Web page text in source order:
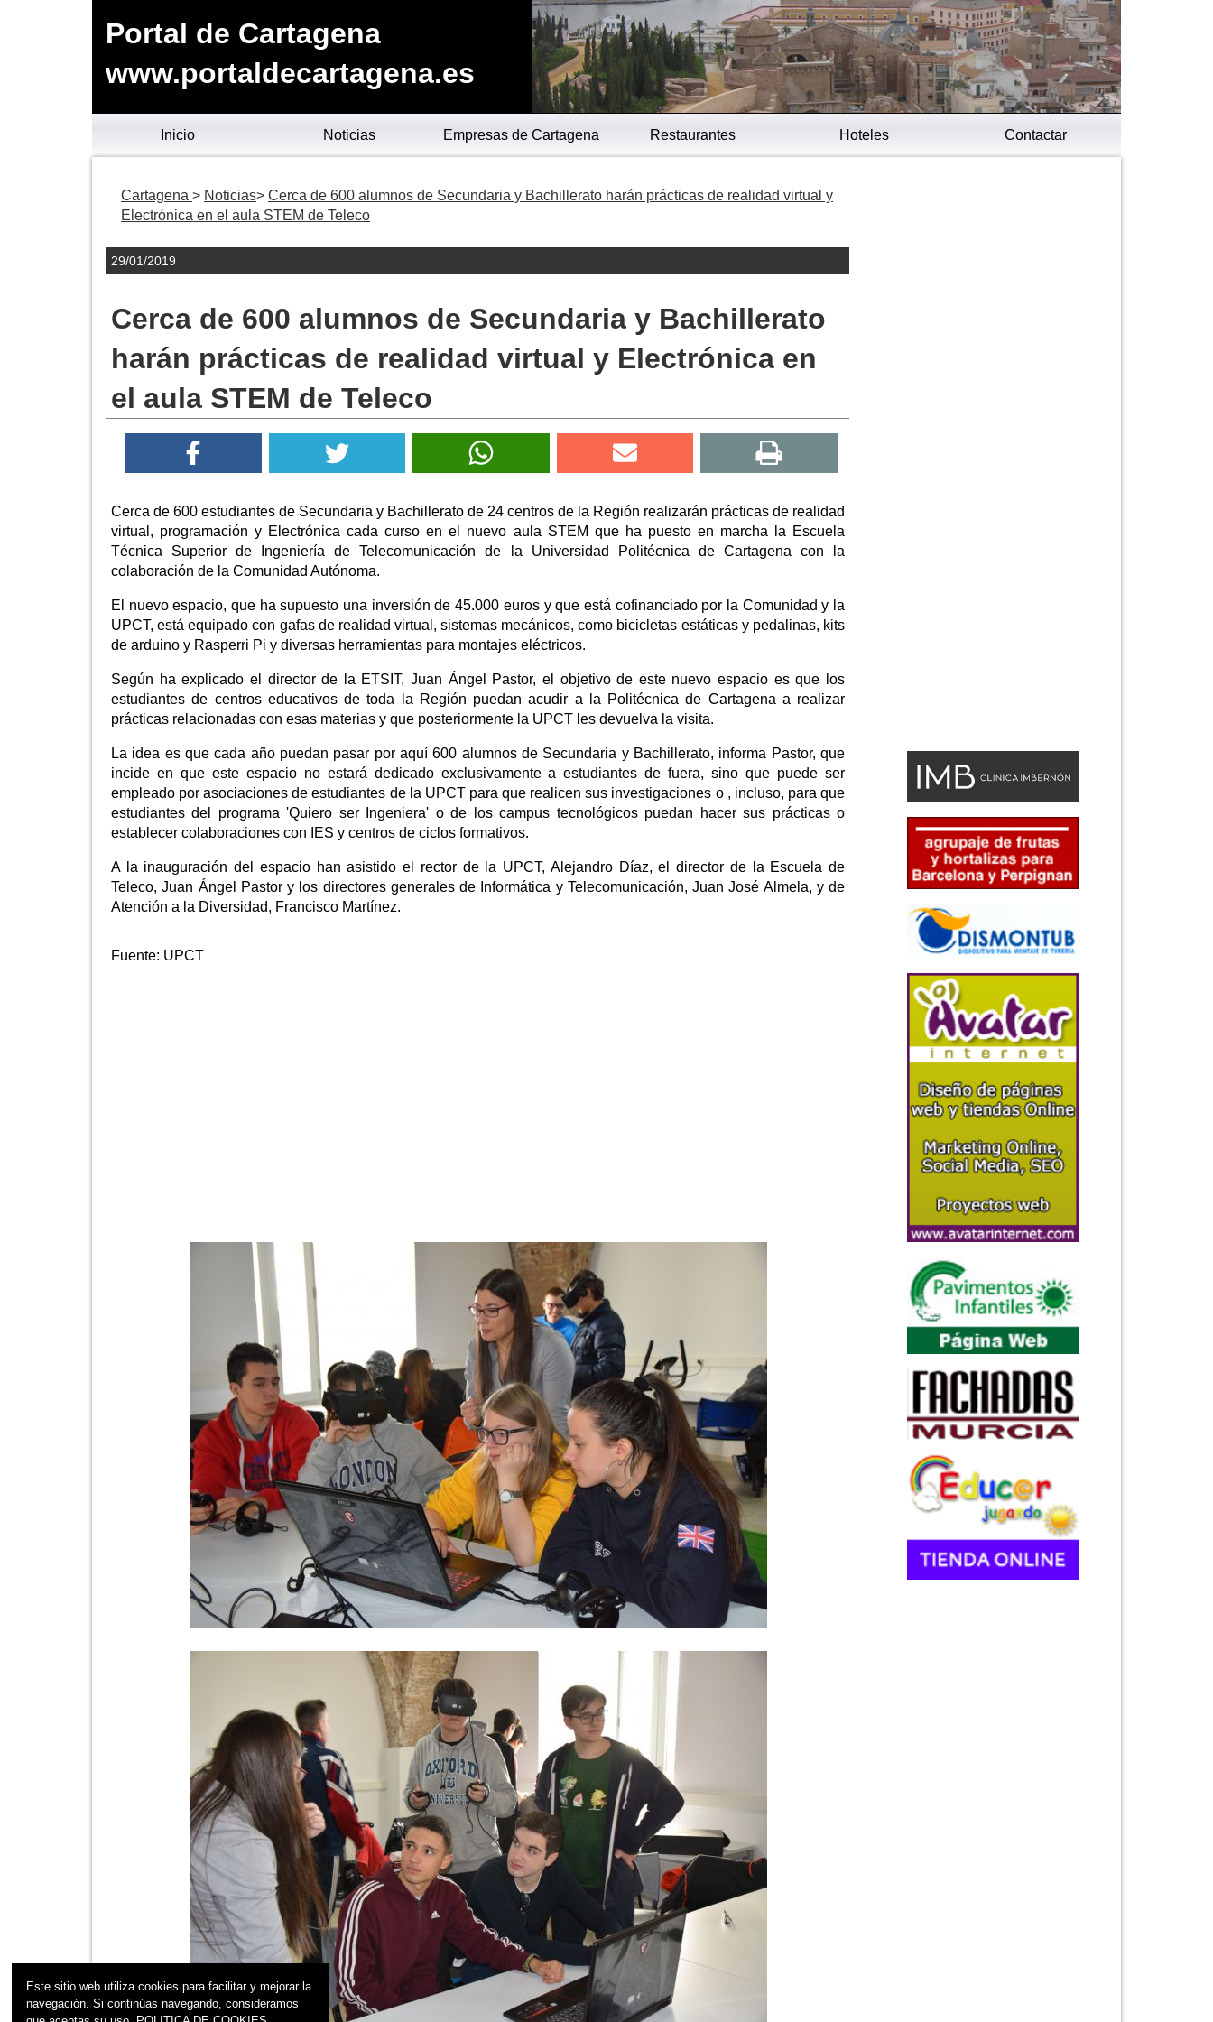
Portal de Cartagena
www.portaldecartagena.es
Inicio Noticias Empresas de Cartagena Restaurantes Hoteles Contactar
Cartagena Noticias
Cerca de 600 alumnos de Secundaria y Bachillerato harán prácticas de realidad virtual y
Electrónica en el aula STEM de Teleco
29/01/2019
Cerca de 600 alumnos de Secundaria y Bachillerato
harán prácticas de realidad virtual y Electrónica en
el aula STEM de Teleco
Cerca de 600 estudiantes de Secundaria y Bachillerato de 24 centros de la Región realizarán prácticas de realidad
virtual, programación y Electrónica cada curso en el nuevo aula STEM que ha puesto en marcha la Escuela
Técnica Superior de Ingeniería de Telecomunicación de la Universidad Politécnica de Cartagena con la
colaboración de la Comunidad Autónoma.
El nuevo espacio, que ha supuesto una inversión de 45.000 euros y que está cofinanciado por la Comunidad y la
UPCT, está equipado con gafas de realidad virtual, sistemas mecánicos, como bicicletas estáticas y pedalinas, kits
de arduino y Rasperri Pi y diversas herramientas para montajes eléctricos.
Según ha explicado el director de la ETSIT, Juan Ángel Pastor, el objetivo de este nuevo espacio es que los
estudiantes de centros educativos de toda la Región puedan acudir a la Politécnica de Cartagena a realizar
prácticas relacionadas con esas materias y que posteriormente la UPCT les devuelva la visita.
La idea es que cada año puedan pasar por aquí 600 alumnos de Secundaria y Bachillerato, informa Pastor, que
incide en que este espacio no estará dedicado exclusivamente a estudiantes de fuera, sino que puede ser
empleado por asociaciones de estudiantes de la UPCT para que realicen sus investigaciones o , incluso, para que
estudiantes del programa 'Quiero ser Ingeniera' o de los campus tecnológicos puedan hacer sus prácticas o
establecer colaboraciones con IES y centros de ciclos formativos.
A la inauguración del espacio han asistido el rector de la UPCT, Alejandro Díaz, el director de la Escuela de
Teleco, Juan Ángel Pastor y los directores generales de Informática y Telecomunicación, Juan José Almela, y de
Atención a la Diversidad, Francisco Martínez.
Fuente: UPCT
Este sitio web utiliza cookies para facilitar y mejorar la
navegación. Si continúas navegando, consideramos